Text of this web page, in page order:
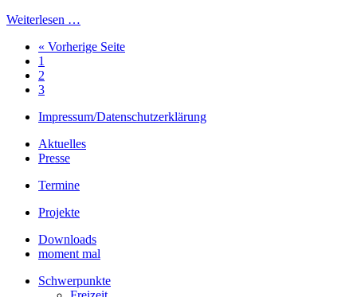
Weiterlesen …
« Vorherige Seite
1
2
3
Impressum/Datenschutzerklärung
Aktuelles
Presse
Termine
Projekte
Downloads
moment mal
Schwerpunkte